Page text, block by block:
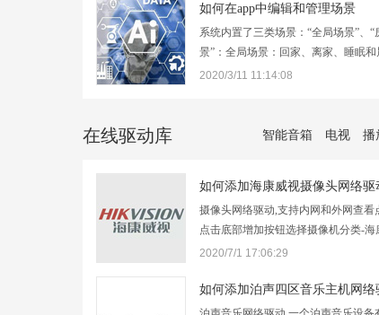
击“选择”，然后输入新工程的名称等
如何在app中编辑和管理场景
系统内置了三类场景：“全局场景”、“
景”：全局场景：回家、离家、睡眠
房间内置了“全开”、“全关”和“生活”
2020/3/11 11:14:08
在线驱动库 智能音箱 电视 播
如何添加海康威视摄像头网络驱
摄像头网络驱动,支持内网和外网查看
点击底部增加按钮选择摄像机分类-
USERNAME:用户名PASSWORD:密码
不用修改CHANNEL:默认值,不用修改
改…
2020/7/1 17:06:29
如何添加泊声四区音乐主机网络